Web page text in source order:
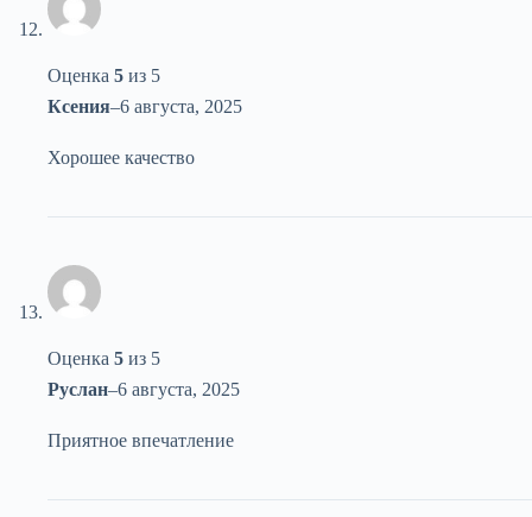
Оценка 5 из 5
Ксения–6 августа, 2025
Хорошее качество
Оценка 5 из 5
Руслан–6 августа, 2025
Приятное впечатление